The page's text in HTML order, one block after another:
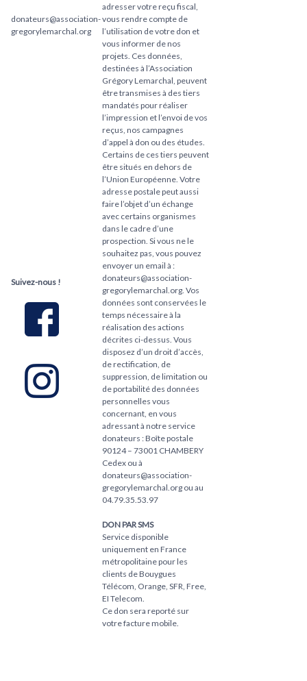
donateurs@association-
gregorylemarchal.org
adresser votre reçu fiscal,
vous rendre compte de
l’utilisation de votre don et
vous informer de nos
projets. Ces données,
destinées à l’Association
Grégory Lemarchal, peuvent
être transmises à des tiers
mandatés pour réaliser
l’impression et l’envoi de vos
reçus, nos campagnes
d’appel à don ou des études.
Certains de ces tiers peuvent
être situés en dehors de
l’Union Européenne. Votre
adresse postale peut aussi
faire l’objet d’un échange
avec certains organismes
dans le cadre d’une
prospection. Si vous ne le
souhaitez pas, vous pouvez
envoyer un email à :
donateurs@association-
gregorylemarchal.org. Vos
données sont conservées le
temps nécessaire à la
réalisation des actions
décrites ci-dessus. Vous
disposez d’un droit d’accès,
de rectification, de
suppression, de limitation ou
de portabilité des données
personnelles vous
concernant, en vous
adressant à notre service
donateurs : Boîte postale
90124 – 73001 CHAMBERY
Cedex ou à
donateurs@association-
gregorylemarchal.org ou au
04.79.35.53.97
DON PAR SMS
Service disponible
uniquement en France
métropolitaine pour les
clients de Bouygues
Télécom, Orange, SFR, Free,
EI Telecom.
Ce don sera reporté sur
votre facture mobile.
Suivez-nous !